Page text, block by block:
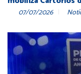
07/07/2026